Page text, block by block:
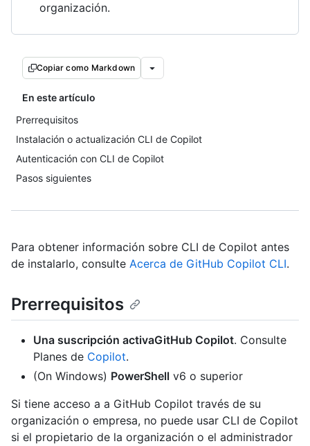
organización.
Copiar como Markdown
En este artículo
Prerrequisitos
Instalación o actualización CLI de Copilot
Autenticación con CLI de Copilot
Pasos siguientes
Para obtener información sobre CLI de Copilot antes
de instalarlo, consulte Acerca de GitHub Copilot CLI.
Prerrequisitos
Una suscripción activaGitHub Copilot. Consulte
Planes de Copilot.
(On Windows) PowerShell v6 o superior
Si tiene acceso a a GitHub Copilot través de su
organización o empresa, no puede usar CLI de Copilot
si el propietario de la organización o el administrador